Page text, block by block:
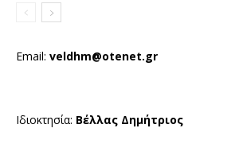
Email: veldhm@otenet.gr
Ιδιοκτησία: Βέλλας Δημήτριος